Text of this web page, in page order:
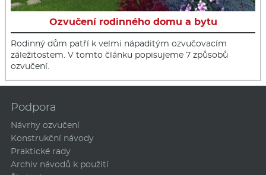
Ozvučení rodinného domu a bytu
Rodinný dům patří k velmi nápaditým ozvučovacím
záležitostem. V tomto článku popisujeme 7 způsobů
ozvučení.
Podpora
Návrhy ozvučení
Konstrukční návody
Praktické rady
Archiv návodů k použití